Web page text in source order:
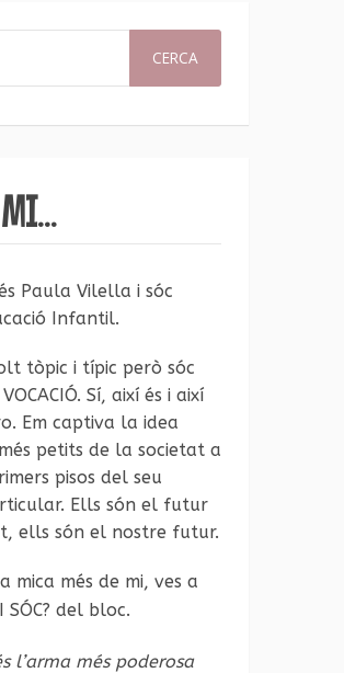
Paula Vilella i sóc
Infantil.
tòpic i típic però sóc
VOCACIÓ. Sí, així és i així
Em captiva la idea
petits de la societat a
pisos del seu
Ells són el futur
ells són el nostre futur.
mica més de mi, ves a
SÓC? del bloc.
l’arma més poderosa